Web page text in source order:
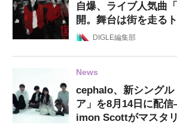
自爆、ライブ人気曲
開。舞台は街を走る
DIGLE編集部
News
cephalo、新シングル
ア」を8月14日に配
imon Scottがマスタ